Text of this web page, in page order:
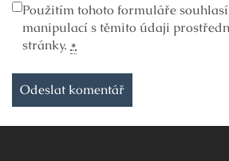
Použitím tohoto formuláře
manipulací s těmito údaji
stránky. *